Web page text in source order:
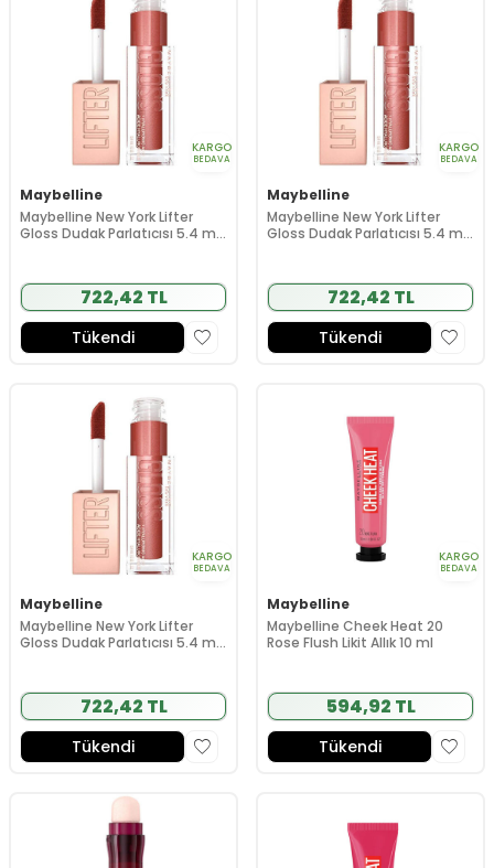
KARGO
BEDAVA
Maybelline
Maybelline New York Lifter
Gloss Dudak Parlatıcısı 5.4 ml
722,42 TL
Tükendi
KARGO
BEDAVA
Maybelline
Maybelline New York Lifter
Gloss Dudak Parlatıcısı 5.4 ml
722,42 TL
Tükendi
KARGO
BEDAVA
Maybelline
Maybelline New York Lifter
Gloss Dudak Parlatıcısı 5.4 ml
722,42 TL
Tükendi
KARGO
BEDAVA
Maybelline
Maybelline Cheek Heat 20
Rose Flush Likit Allık 10 ml
594,92 TL
Tükendi